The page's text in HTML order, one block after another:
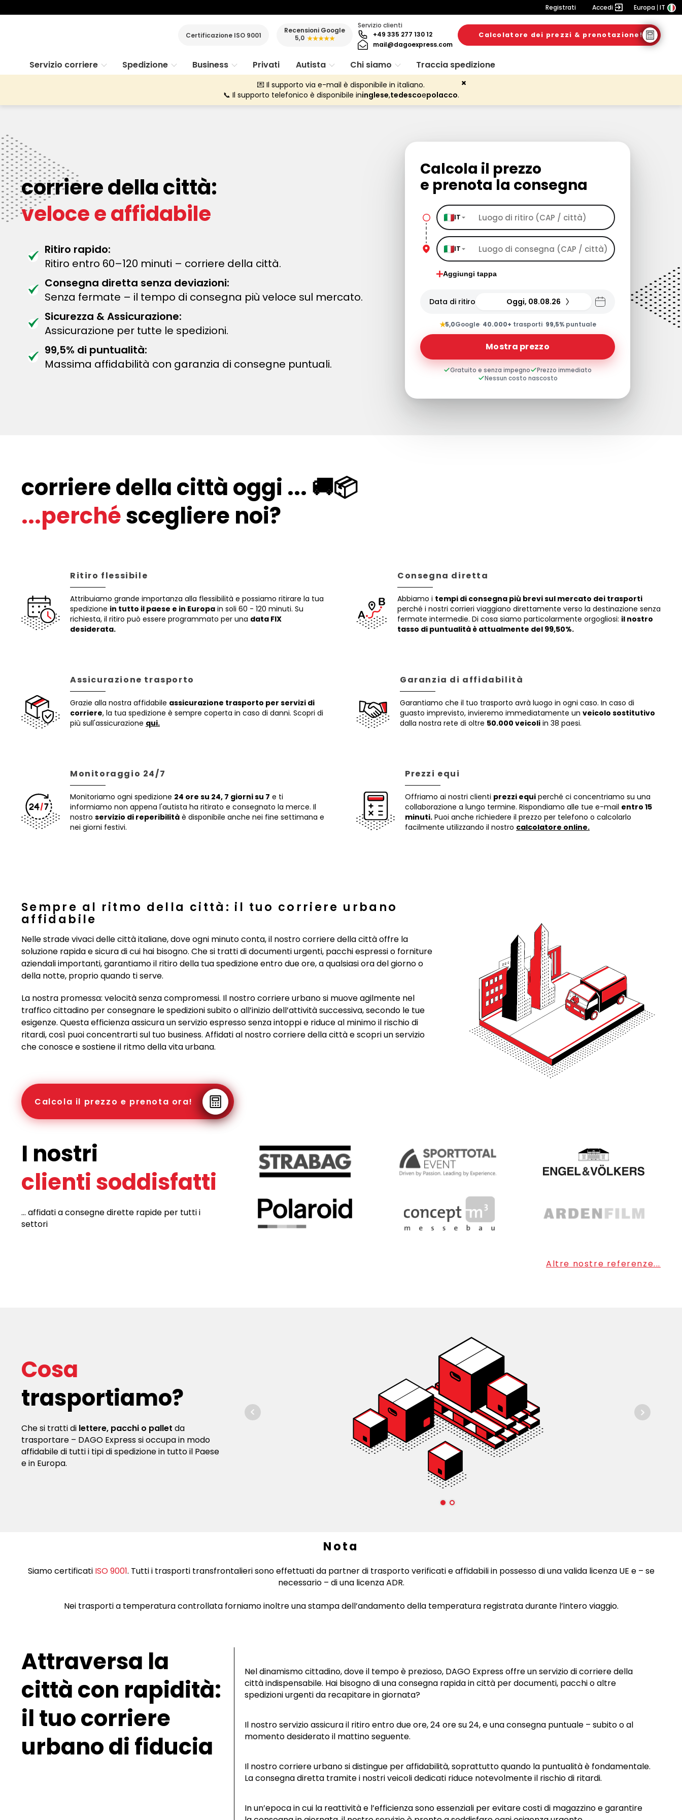
Registrati Accedi Europa IT
Certificazione ISO 9001
Recensioni Google
5,0 ★★★★★
Servizio clienti
+49 335 277 130 12
mail@dagoexpress.com
Calcolatore dei prezzi & prenotazione!
Servizio corriere Spedizione Business Privati Autista Chi siamo Traccia spedizione
💌 Il supporto via e-mail è disponibile in italiano.
📞 Il supporto telefonico è disponibile ininglese,tedescoepolacco.
corriere della città:
veloce e affidabile
Ritiro rapido:
Ritiro entro 60–120 minuti – corriere della città.
Consegna diretta senza deviazioni:
Senza fermate – il tempo di consegna più veloce sul mercato.
Sicurezza & Assicurazione:
Assicurazione per tutte le spedizioni.
99,5% di puntualità:
Massima affidabilità con garanzia di consegne puntuali.
Calcola il prezzo
e prenota la consegna
IT
IT
Aggiungi tappa
Data di ritiro Oggi, 08.08.26
★5,0Google· 40.000+ trasporti· 99,5%puntuale
Mostra prezzo
Gratuito e senza impegno
Prezzo immediato
Nessun costo nascosto
corriere della città oggi ... 🚚📦
...perchéscegliere noi?
Ritiro flessibile
Attribuiamo grande importanza alla flessibilità e possiamo ritirare la tua
spedizione in tutto il paese e in Europa in soli 60 - 120 minuti. Su
richiesta, il ritiro può essere programmato per una data FIX
desiderata.
Consegna diretta
Abbiamo i tempi di consegna più brevi sul mercato dei trasporti
perché i nostri corrieri viaggiano direttamente verso la destinazione senza
fermate intermedie. Di cosa siamo particolarmente orgogliosi: il nostro
tasso di puntualità è attualmente del 99,50%.
Assicurazione trasporto
Grazie alla nostra affidabile assicurazione trasporto per servizi di
corriere, la tua spedizione è sempre coperta in caso di danni. Scopri di
più sull'assicurazione qui.
Garanzia di affidabilità
Garantiamo che il tuo trasporto avrà luogo in ogni caso. In caso di
guasto imprevisto, invieremo immediatamente un veicolo sostitutivo
dalla nostra rete di oltre 50.000 veicoli in 38 paesi.
Monitoraggio 24/7
Monitoriamo ogni spedizione 24 ore su 24, 7 giorni su 7 e ti
informiamo non appena l'autista ha ritirato e consegnato la merce. Il
nostro servizio di reperibilità è disponibile anche nei fine settimana e
nei giorni festivi.
Prezzi equi
Offriamo ai nostri clienti prezzi equi perché ci concentriamo su una
collaborazione a lungo termine. Rispondiamo alle tue e-mail entro 15
minuti. Puoi anche richiedere il prezzo per telefono o calcolarlo
facilmente utilizzando il nostro calcolatore online.
Sempre al ritmo della città: il tuo corriere urbano
affidabile
Nelle strade vivaci delle città italiane, dove ogni minuto conta, il nostro corriere della città offre la
soluzione rapida e sicura di cui hai bisogno. Che si tratti di documenti urgenti, pacchi espressi o forniture
aziendali importanti, garantiamo il ritiro della tua spedizione entro due ore, a qualsiasi ora del giorno o
della notte, proprio quando ti serve.
La nostra promessa: velocità senza compromessi. Il nostro corriere urbano si muove agilmente nel
traffico cittadino per consegnare le spedizioni subito o all’inizio dell’attività successiva, secondo le tue
esigenze. Questa efficienza assicura un servizio espresso senza intoppi e riduce al minimo il rischio di
ritardi, così puoi concentrarti sul tuo business. Affidati al nostro corriere della città e scopri un servizio
che conosce e sostiene il ritmo della vita urbana.
Calcola il prezzo e prenota ora!
I nostri
clienti soddisfatti
... affidati a consegne dirette rapide per tutti i
settori
Altre nostre referenze...
Cosa
trasportiamo?
Che si tratti di lettere, pacchi o pallet da
trasportare – DAGO Express si occupa in modo
affidabile di tutti i tipi di spedizione in tutto il Paese
e in Europa.
Nota
Siamo certificati ISO 9001. Tutti i trasporti transfrontalieri sono effettuati da partner di trasporto verificati e affidabili in possesso di una valida licenza UE e – se
necessario – di una licenza ADR.
Nei trasporti a temperatura controllata forniamo inoltre una stampa dell’andamento della temperatura registrata durante l’intero viaggio.
Attraversa la
città con rapidità:
il tuo corriere
urbano di fiducia
Nel dinamismo cittadino, dove il tempo è prezioso, DAGO Express offre un servizio di corriere della
città indispensabile. Hai bisogno di una consegna rapida in città per documenti, pacchi o altre
spedizioni urgenti da recapitare in giornata?
Il nostro servizio assicura il ritiro entro due ore, 24 ore su 24, e una consegna puntuale – subito o al
momento desiderato il mattino seguente.
Il nostro corriere urbano si distingue per affidabilità, soprattutto quando la puntualità è fondamentale.
La consegna diretta tramite i nostri veicoli dedicati riduce notevolmente il rischio di ritardi.
In un’epoca in cui la reattività e l’efficienza sono essenziali per evitare costi di magazzino e garantire